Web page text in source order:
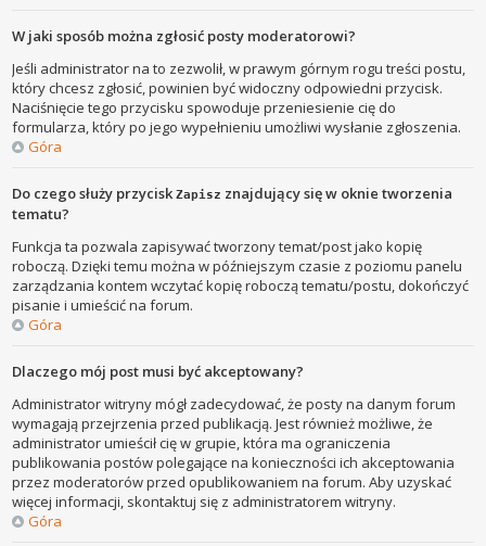
W jaki sposób można zgłosić posty moderatorowi?
Jeśli administrator na to zezwolił, w prawym górnym rogu treści postu,
który chcesz zgłosić, powinien być widoczny odpowiedni przycisk.
Naciśnięcie tego przycisku spowoduje przeniesienie cię do
formularza, który po jego wypełnieniu umożliwi wysłanie zgłoszenia.
Góra
Do czego służy przyciskZapisz znajdujący się w oknie tworzenia
tematu?
Funkcja ta pozwala zapisywać tworzony temat/post jako kopię
roboczą. Dzięki temu można w późniejszym czasie z poziomu panelu
zarządzania kontem wczytać kopię roboczą tematu/postu, dokończyć
pisanie i umieścić na forum.
Góra
Dlaczego mój post musi być akceptowany?
Administrator witryny mógł zadecydować, że posty na danym forum
wymagają przejrzenia przed publikacją. Jest również możliwe, że
administrator umieścił cię w grupie, która ma ograniczenia
publikowania postów polegające na konieczności ich akceptowania
przez moderatorów przed opublikowaniem na forum. Aby uzyskać
więcej informacji, skontaktuj się z administratorem witryny.
Góra